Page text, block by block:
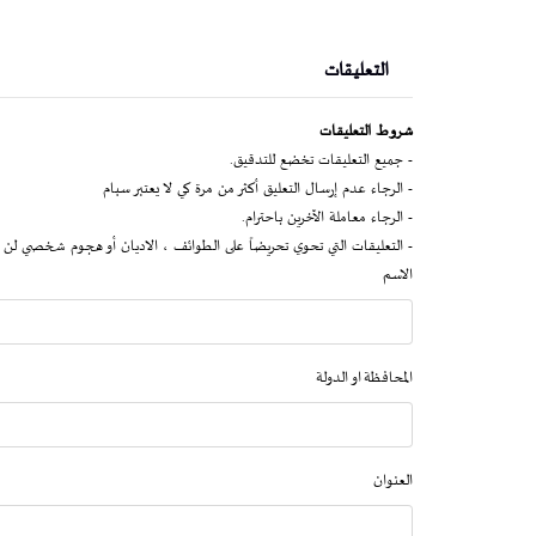
التعليقات
شروط التعليقات
- جميع التعليقات تخضع للتدقيق.
- الرجاء عدم إرسال التعليق أكثر من مرة كي لا يعتبر سبام
- الرجاء معاملة الآخرين باحترام.
- التعليقات التي تحوي تحريضاً على الطوائف ، الاديان أو هجوم شخصي
الاسم
المحافظة او الدولة
العنوان